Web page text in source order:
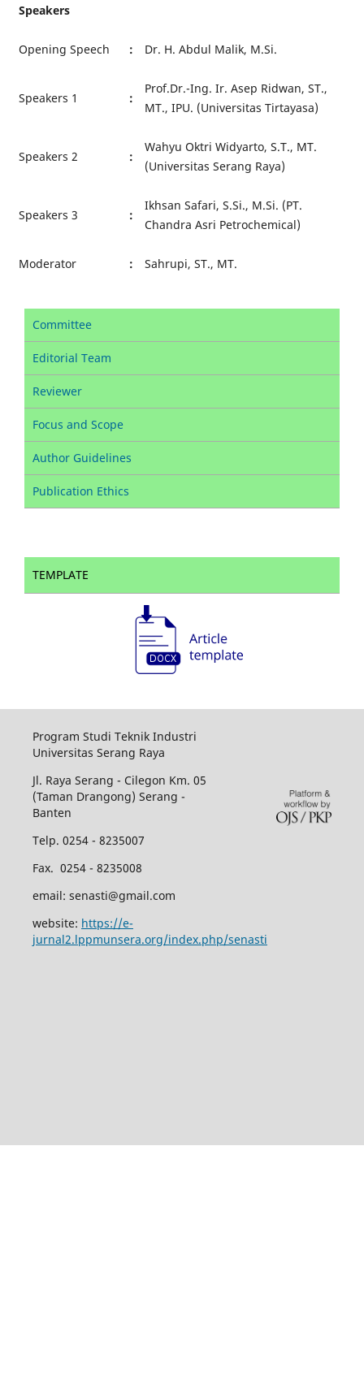
Speakers
Opening Speech : Dr. H. Abdul Malik, M.Si.
Speakers 1 :
Prof.Dr.-Ing. Ir. Asep Ridwan, ST.,
MT., IPU. (Universitas Tirtayasa)
Speakers 2 :
Wahyu Oktri Widyarto, S.T., MT.
(Universitas Serang Raya)
Speakers 3 :
Ikhsan Safari, S.Si., M.Si. (PT.
Chandra Asri Petrochemical)
Moderator : Sahrupi, ST., MT.
Committee
Editorial Team
Reviewer
Focus and Scope
Author Guidelines
Publication Ethics
TEMPLATE
Program Studi Teknik Industri
Universitas Serang Raya
Jl. Raya Serang - Cilegon Km. 05
(Taman Drangong) Serang -
Banten
Telp. 0254 - 8235007
Fax. 0254 - 8235008
email: senasti@gmail.com
website: https://e-
jurnal2.lppmunsera.org/index.php/senasti